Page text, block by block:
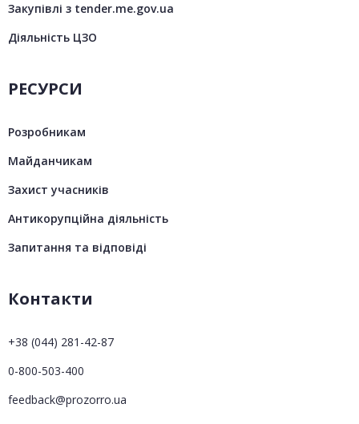
Закупівлі з tender.me.gov.ua
Діяльність ЦЗО
РЕСУРСИ
Розробникам
Майданчикам
Захист учасників
Антикорупційна діяльність
Запитання та відповіді
Контакти
+38 (044) 281-42-87
0-800-503-400
feedback@prozorro.ua